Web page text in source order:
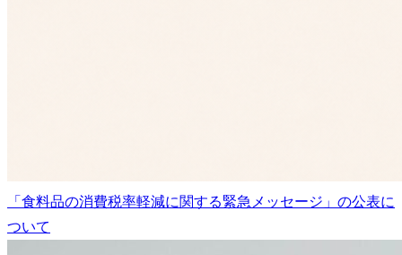
「食料品の消費税率軽減に関する緊急メッセージ」の公表に
ついて